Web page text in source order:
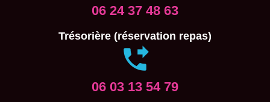
06 24 37 48 63
Trésorière (réservation repas)
06 03 13 54 79